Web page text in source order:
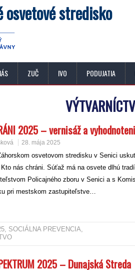
osvetové stredisko
ZUČ IVO PODUJATIA
2025 – vernisáž a
28. mája 2025
osvetovom stredisku v Senici
nás chráni. Súťaž má na osvete dlhú
Policajného zboru v Senici a s
pri mestskom zastupiteľstve…
, SOCIÁLNA PREVENCIA,
2025 – Dunajská Streda